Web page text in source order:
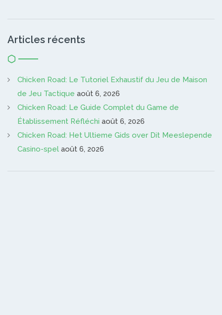
Articles récents
Chicken Road: Le Tutoriel Exhaustif du Jeu de Maison
de Jeu Tactique août 6, 2026
Chicken Road: Le Guide Complet du Game de
Établissement Réfléchi août 6, 2026
Chicken Road: Het Ultieme Gids over Dit Meeslepende
Casino-spel août 6, 2026